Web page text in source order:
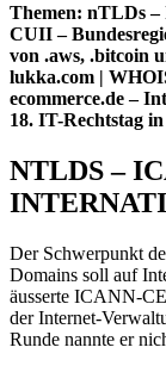
Themen: nTLDs
CUII –
von .aws, .bitcoin
lukka.com |
ecommerce.de –
18. IT-Rechtstag
NTLDS –
Der Schwerpunkt
Domains soll auf
äusserte ICANN-
der Internet-
Runde nannte er